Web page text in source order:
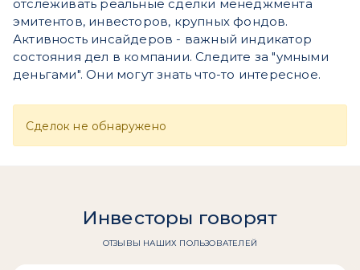
отслеживать реальные сделки менеджмента
эмитентов, инвесторов, крупных фондов.
Активность инсайдеров - важный индикатор
состояния дел в компании. Следите за "умными
деньгами". Они могут знать что-то интересное.
Сделок не обнаружено
Инвесторы говорят
ОТЗЫВЫ НАШИХ ПОЛЬЗОВАТЕЛЕЙ